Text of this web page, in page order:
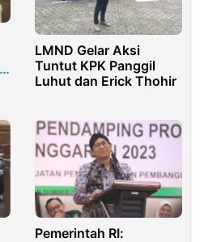
LMND Gelar Aksi
Tuntut KPK Panggil
Luhut dan Erick Thohir
Pemerintah RI: